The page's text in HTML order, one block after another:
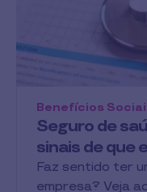
Seguro de
sinais de que
Benefícios
Faz sentido ter
empresa? Veja